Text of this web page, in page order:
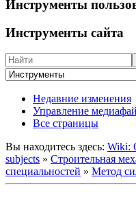
Инструменты
Инструменты сайта
Недавние изменения
Управление
Все страницы
Вы находитесь здесь: Wiki:
subjects » Строительная
специальностей » Метод